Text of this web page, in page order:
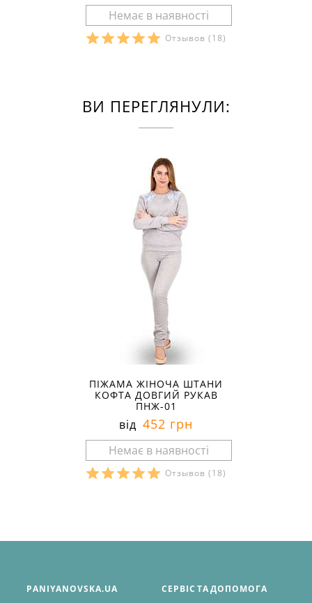
Отзывов (18)
ВИ ПЕРЕГЛЯНУЛИ:
ПІЖАМА ЖІНОЧА ШТАНИ
КОФТА ДОВГИЙ РУКАВ
ПНЖ-01
від 452 грн
Отзывов (18)
PANIYANOVSKA.UA СЕРВІС ТА ДОПОМОГА